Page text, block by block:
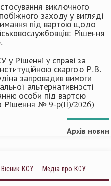
виключного
заходу у вигляді
під вартою щодо
Рішення
у Рішенні у справі за
скаргою Р.В.
запровадив вимоги
альтернативності
особи під вартою
№ 9-р(ІІ)/2026)
Архів новин
Вісник КСУ Медіа про КСУ